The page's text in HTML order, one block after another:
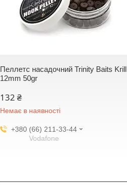
Пеллетс насадочний Trinity Baits Krill
12mm 50gr
132 ₴
Немає в наявності
+380 (66) 211-33-44
Vodafone